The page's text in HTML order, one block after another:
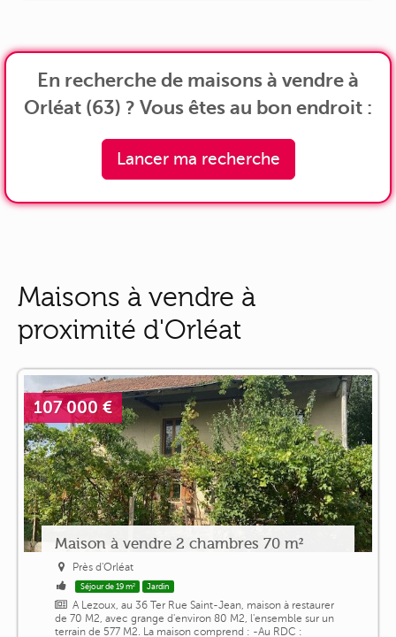
En recherche de maisons à vendre à
Orléat (63) ? Vous êtes au bon endroit :
Lancer ma recherche
Maisons à vendre à
proximité d'Orléat
107 000 €
Maison à vendre 2 chambres 70 m²
Près d'Orléat
Séjour de 19 m² Jardin
A Lezoux, au 36 Ter Rue Saint-Jean, maison à restaurer
de 70 M2, avec grange d'environ 80 M2, l'ensemble sur un
terrain de 577 M2. La maison comprend : -Au RDC :